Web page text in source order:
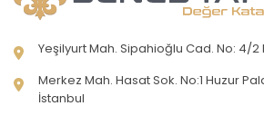
Yeşilyurt Mah. Sipahioğlu Cad. No: 4/2
Merkez Mah. Hasat Sok. No:1 Huzur
İstanbul